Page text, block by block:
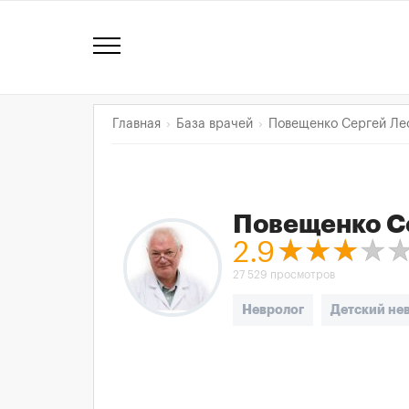
Главная База врачей Повещенко Сергей
Повещенко
2.9
27 529 просмотров
Невролог Детский